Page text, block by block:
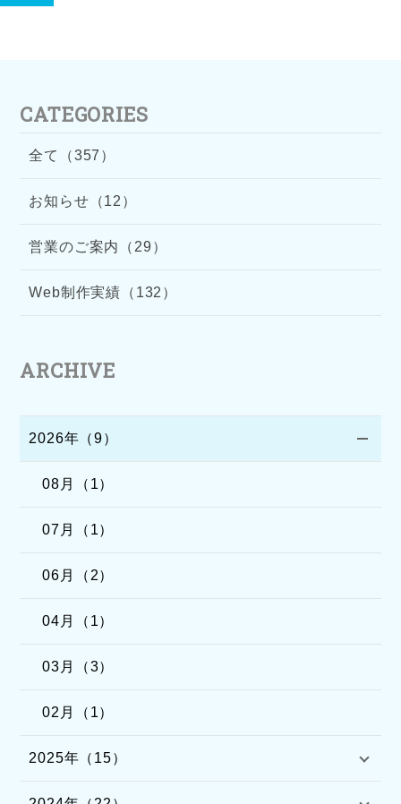
CATEGORIES
全て（357）
お知らせ（12）
営業のご案内（29）
Web制作実績（132）
ARCHIVE
2026年（9）
08月（1）
07月（1）
06月（2）
04月（1）
03月（3）
02月（1）
2025年（15）